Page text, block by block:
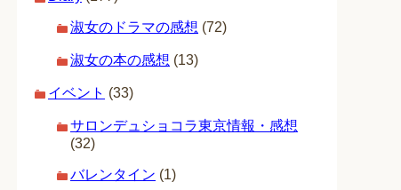
淑女のドラマの感想 (72)
淑女の本の感想 (13)
イベント (33)
サロンデュショコラ東京情報・感想
(32)
バレンタイン (1)